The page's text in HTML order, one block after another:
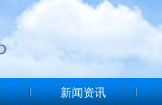
新闻资讯